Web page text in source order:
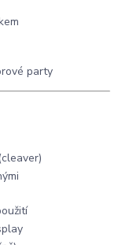
party